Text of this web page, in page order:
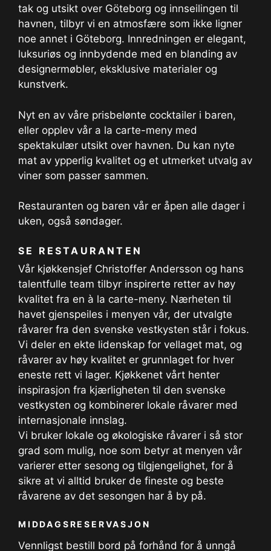
tak og utsikt over Göteborg og innseilingen til
havnen, tilbyr vi en atmosfære som ikke ligner
noe annet i Göteborg. Innredningen er elegant,
luksuriøs og innbydende med en blanding av
designermøbler, eksklusive materialer og
kunstverk.
Nyt en av våre prisbelønte cocktailer i baren,
eller opplev vår a la carte-meny med
spektakulær utsikt over havnen. Du kan nyte
mat av ypperlig kvalitet og et utmerket utvalg av
viner som passer sammen.
Restauranten og baren vår er åpen alle dager i
uken, også søndager.
SE RESTAURANTEN
Vår kjøkkensjef Christoffer Andersson og hans
talentfulle team tilbyr inspirerte retter av høy
kvalitet fra en à la carte-meny. Nærheten til
havet gjenspeiles i menyen vår, der utvalgte
råvarer fra den svenske vestkysten står i fokus.
Vi deler en ekte lidenskap for vellaget mat, og
råvarer av høy kvalitet er grunnlaget for hver
eneste rett vi lager. Kjøkkenet vårt henter
inspirasjon fra kjærligheten til den svenske
vestkysten og kombinerer lokale råvarer med
internasjonale innslag.
Vi bruker lokale og økologiske råvarer i så stor
grad som mulig, noe som betyr at menyen vår
varierer etter sesong og tilgjengelighet, for å
sikre at vi alltid bruker de fineste og beste
råvarene av det sesongen har å by på.
MIDDAGSRESERVASJON
Vennligst bestill bord på forhånd for å unngå